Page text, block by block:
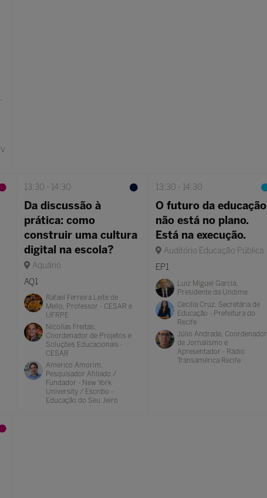
13:30 14:30
Da discussão à
prática: como
construir uma cultura
digital na escola?
Aquário
AQ1
Rafael Ferreira Leite de
Mello, Professor - CESAR e
UFRPE
Nicollas Freitas,
Coordenador de Projetos e
Soluções Educacionais -
CESAR
Americo Amorim,
Pesquisador Afiliado /
Fundador - New York
University / Escribo -
Educação do Seu Jeiro
13:30 14:30
O futuro da educação
não está no plano.
Está na execução.
Auditório Educação Pública
EP1
Luiz Miguel Garcia,
Presidente da Undime
Cecília Cruz, Secretária de
Educação - Prefeitura do
Recife
Júlio Andrade, Coordenador
de Jornalismo e
Apresentador - Rádio
Transamérica Recife